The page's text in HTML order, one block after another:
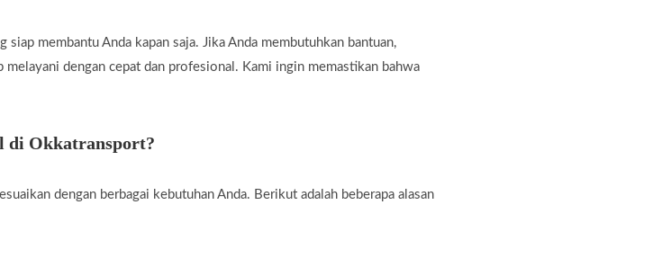
membantu Anda kapan saja. Jika Anda membutuhkan bantuan,
dengan cepat dan profesional. Kami ingin memastikan bahwa
di Okkatransport?
dengan berbagai kebutuhan Anda. Berikut adalah beberapa alasan